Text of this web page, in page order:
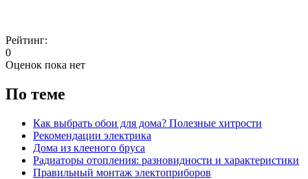
Рейтинг:
0
Оценок пока нет
По теме
Как выбрать обои для дома? Полезные хитрости
Рекомендации электрика
Дома из клееного бруса
Радиаторы отопления: разновидности и характеристики
Правильный монтаж электоприборов